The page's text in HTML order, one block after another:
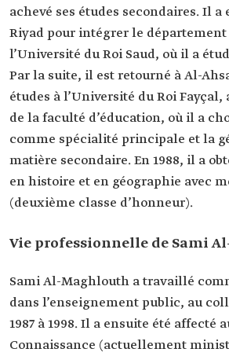
achevé ses études secondaires. Il
Riyad pour intégrer le département
l’Université du Roi Saud, où il a
Par la suite, il est retourné à Al-
études à l’Université du Roi Fayçal,
de la faculté d’éducation, où il a
comme spécialité principale et la
matière secondaire. En 1988, il a
en histoire et en géographie avec
(deuxième classe d’honneur).
Vie professionnelle de Sami
Sami Al-Maghlouth a travaillé
dans l’enseignement public, au
1987 à 1998. Il a ensuite été affecté
Connaissance (actuellement